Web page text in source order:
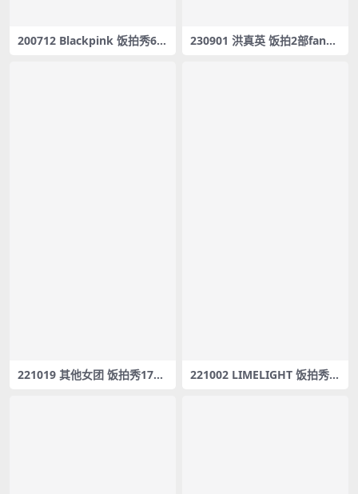
200712 Blackpink 饭拍秀6部
230901 洪真英 饭拍2部fanca
221019 其他女团 饭拍秀17部
221002 LIMELIGHT 饭拍秀5